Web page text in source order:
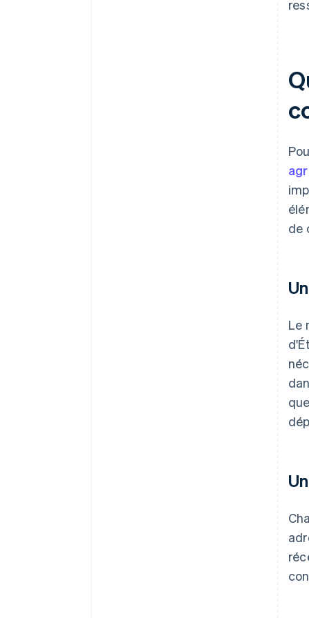
de
Le